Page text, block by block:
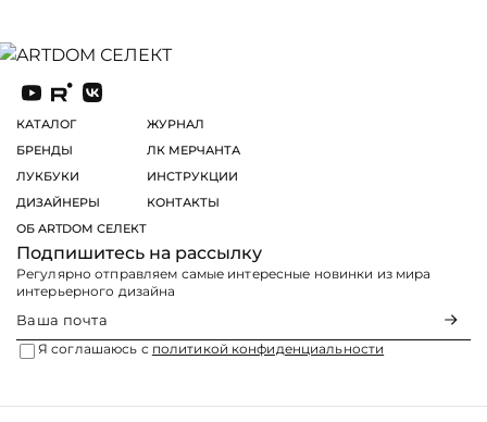
КАТАЛОГ
БРЕНДЫ
ЛУКБУКИ
ДИЗАЙНЕРЫ
ОБ ARTDOM СЕЛЕКТ
ЖУРНАЛ
ЛК МЕРЧАНТА
ИНСТРУКЦИИ
КОНТАКТЫ
Подпишитесь на рассылку
Регулярно отправляем самые интересные новинки из мира
интерьерного дизайна
Я соглашаюсь с политикой конфиденциальности